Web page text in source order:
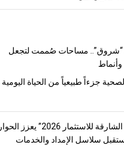
“شروق”.. مساحات صُممت لتجعل
جزءاً طبيعياً من الحياة اليومية
“منتدى الشارقة للاستثمار 2026” يعزز الحوار
سلاسل الإمداد والخدمات